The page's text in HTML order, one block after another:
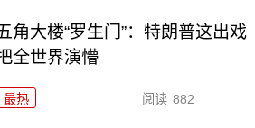
角大楼“罗生门”：特朗普这出戏
全世界演懵
最热 阅读 882